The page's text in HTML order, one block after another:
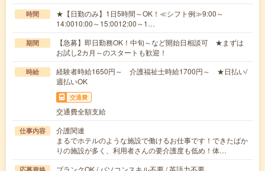
時間
★【日勤のみ】1日5時間～OK！≪シフト例≫9:00～
14:0010:00～15:0012:00～1…
期間
【急募】即日勤務OK！中旬～など開始日相談可 ★まずは
お試し2カ月～のスタートも歓迎！
時給
経験者時給1650円～ 介護福祉士時給1700円～ ★日払い/
週払いOK
交通費
交通費全額支給
仕事内容
介護関連
まるでホテルのような施設で働けるお仕事です！できたばか
りの施設が多く、利用者さんの要介護度も低め！体…
ブランクOK / パソコンスキル不要 / 英語力不要